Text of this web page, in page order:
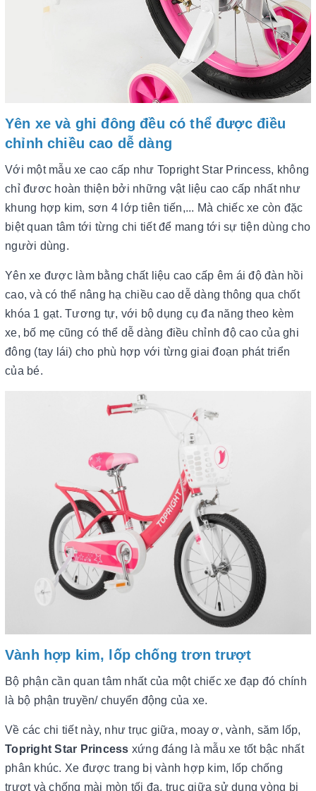
Yên xe và ghi đông đều có thể được điều
chỉnh chiều cao dễ dàng
Với một mẫu xe cao cấp như Topright Star Princess, không
chỉ đươc hoàn thiện bởi những vật liệu cao cấp nhất như
khung hợp kim, sơn 4 lớp tiên tiến,... Mà chiếc xe còn đặc
biệt quan tâm tới từng chi tiết để mang tới sự tiện dùng cho
người dùng.
Yên xe được làm bằng chất liệu cao cấp êm ái độ đàn hồi
cao, và có thể nâng hạ chiều cao dễ dàng thông qua chốt
khóa 1 gạt. Tương tự, với bộ dụng cụ đa năng theo kèm
xe, bố mẹ cũng có thể dễ dàng điều chỉnh độ cao của ghi
đông (tay lái) cho phù hợp với từng giai đoạn phát triển
của bé.
Vành hợp kim, lốp chống trơn trượt
Bộ phận cần quan tâm nhất của một chiếc xe đạp đó chính
là bộ phận truyền/ chuyển động của xe.
Về các chi tiết này, như trục giữa, moay ơ, vành, săm lốp,
Topright Star Princess xứng đáng là mẫu xe tốt bậc nhất
phân khúc. Xe được trang bị vành hợp kim, lốp chống
trượt và chống mài mòn tối đa, trục giữa sử dụng vòng bi